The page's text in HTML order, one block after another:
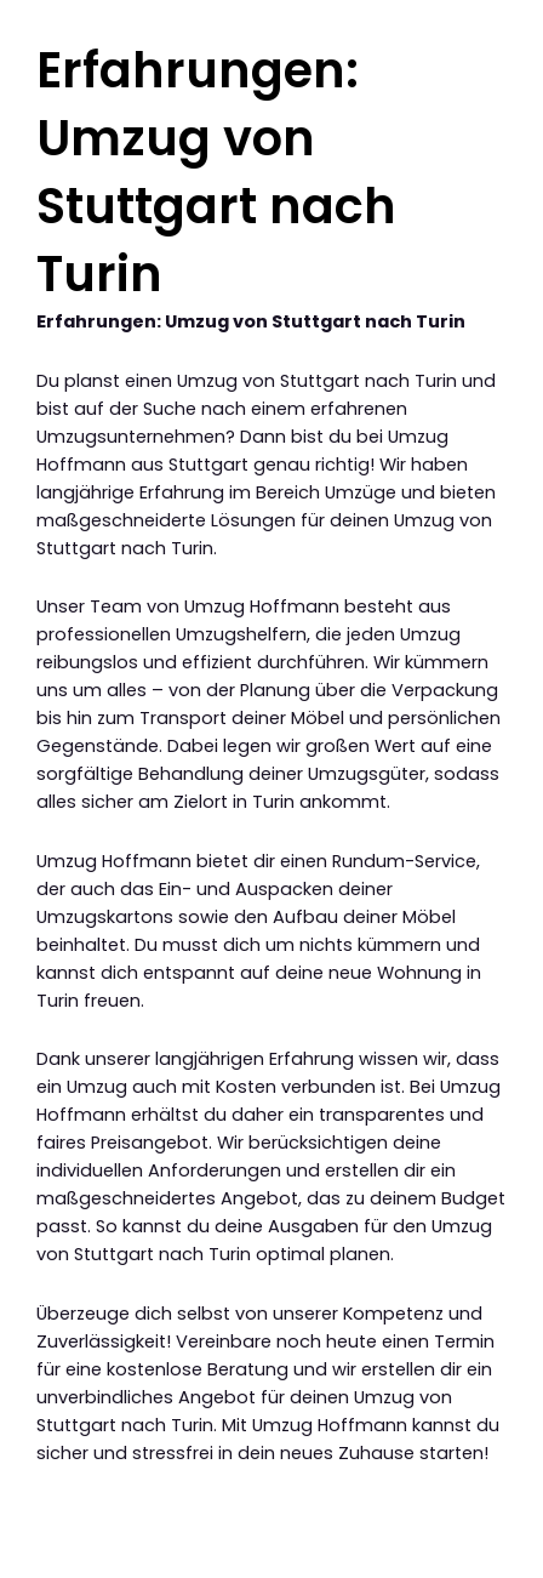
Erfahrungen:
Umzug von
Stuttgart nach
Turin
Erfahrungen: Umzug von Stuttgart nach Turin
Du planst einen Umzug von Stuttgart nach Turin und
bist auf der Suche nach einem erfahrenen
Umzugsunternehmen? Dann bist du bei Umzug
Hoffmann aus Stuttgart genau richtig! Wir haben
langjährige Erfahrung im Bereich Umzüge und bieten
maßgeschneiderte Lösungen für deinen Umzug von
Stuttgart nach Turin.
Unser Team von Umzug Hoffmann besteht aus
professionellen Umzugshelfern, die jeden Umzug
reibungslos und effizient durchführen. Wir kümmern
uns um alles – von der Planung über die Verpackung
bis hin zum Transport deiner Möbel und persönlichen
Gegenstände. Dabei legen wir großen Wert auf eine
sorgfältige Behandlung deiner Umzugsgüter, sodass
alles sicher am Zielort in Turin ankommt.
Umzug Hoffmann bietet dir einen Rundum-Service,
der auch das Ein- und Auspacken deiner
Umzugskartons sowie den Aufbau deiner Möbel
beinhaltet. Du musst dich um nichts kümmern und
kannst dich entspannt auf deine neue Wohnung in
Turin freuen.
Dank unserer langjährigen Erfahrung wissen wir, dass
ein Umzug auch mit Kosten verbunden ist. Bei Umzug
Hoffmann erhältst du daher ein transparentes und
faires Preisangebot. Wir berücksichtigen deine
individuellen Anforderungen und erstellen dir ein
maßgeschneidertes Angebot, das zu deinem Budget
passt. So kannst du deine Ausgaben für den Umzug
von Stuttgart nach Turin optimal planen.
Überzeuge dich selbst von unserer Kompetenz und
Zuverlässigkeit! Vereinbare noch heute einen Termin
für eine kostenlose Beratung und wir erstellen dir ein
unverbindliches Angebot für deinen Umzug von
Stuttgart nach Turin. Mit Umzug Hoffmann kannst du
sicher und stressfrei in dein neues Zuhause starten!